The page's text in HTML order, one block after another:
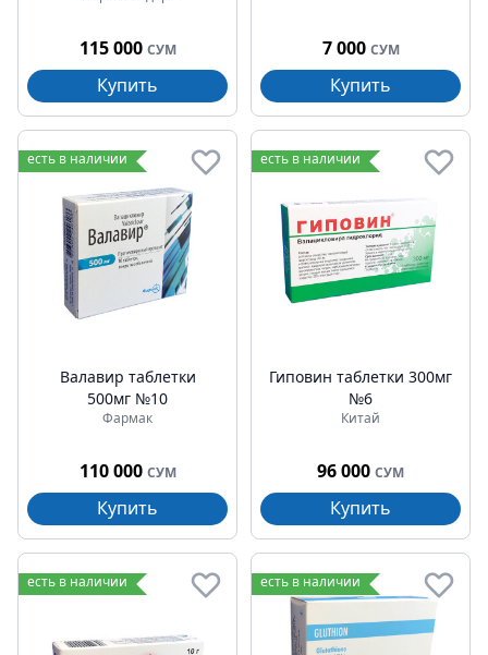
115 000 СУМ
Купить
7 000 СУМ
Купить
есть в наличии
Валавир таблетки
500мг №10
Фармак
110 000 СУМ
Купить
есть в наличии
Гиповин таблетки 300мг
№6
Китай
96 000 СУМ
Купить
есть в наличии есть в наличии